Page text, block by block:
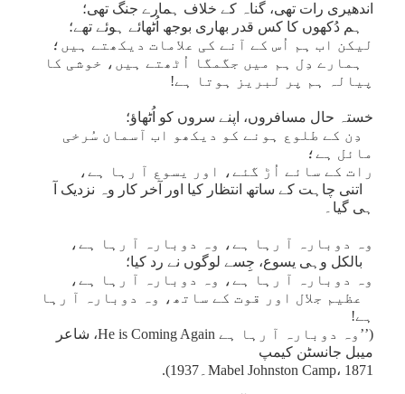
اندھیری رات تھی، گناہ کے خلاف ہمارے جنگ تھی؛
ہم دُکھوں کا کس قدر بھاری بوجھ اُٹھائے ہوئے تھے؛
لیکن اب ہم اُس کے آنے کی علامات دیکھتے ہیں؛
ہمارے دِل ہم میں جگمگا اُٹھتے ہیں، خوشی کا
پیالہ ہم پر لبریز ہوتا ہے!
خستہ حال مسافروں، اپنے سروں کو اُٹھاؤ؛
دِن کے طلوع ہونے کو دیکھو اب آسمان سُرخی
مائل ہے؛
رات کے سائے اُڑ گئے، اور یسوع آ رہا ہے،
اتنی چاہت کے ساتھ انتظار کیا اور آخر کار وہ نزدیک آ
ہی گیا۔
وہ دوبارہ آ رہا ہے، وہ دوبارہ آ رہا ہے،
بالکل وہی یسوع، جِسے لوگوں نے رد کیا؛
وہ دوبارہ آ رہا ہے، وہ دوبارہ آ رہا ہے،
عظیم جلال اور قوت کے ساتھ، وہ دوبارہ آ رہا
ہے!
(’’وہ دوبارہ آ رہا ہے He is Coming Again، شاعر
میبل جانسٹن کیمپ
Mabel Johnston Camp، 1871۔1937).